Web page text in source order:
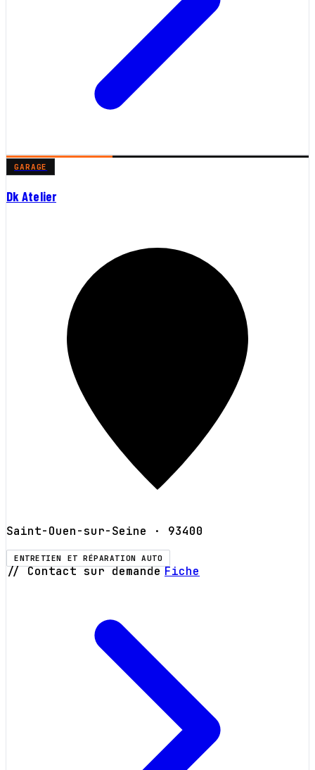
GARAGE
Dk Atelier
Saint-Ouen-sur-Seine · 93400
ENTRETIEN ET RÉPARATION AUTO
// Contact sur demande Fiche